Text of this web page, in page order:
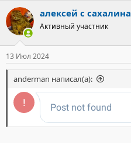
алексей с сахалина
Активный участник
13 Июл 2024
anderman написал(а):